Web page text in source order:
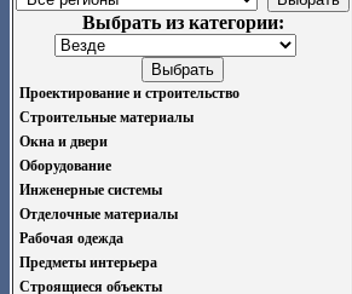
Выбрать из категории:
Проектирование и строительство
Строительные материалы
Окна и двери
Оборудование
Инженерные системы
Отделочные материалы
Рабочая одежда
Предметы интерьера
Строящиеся объекты